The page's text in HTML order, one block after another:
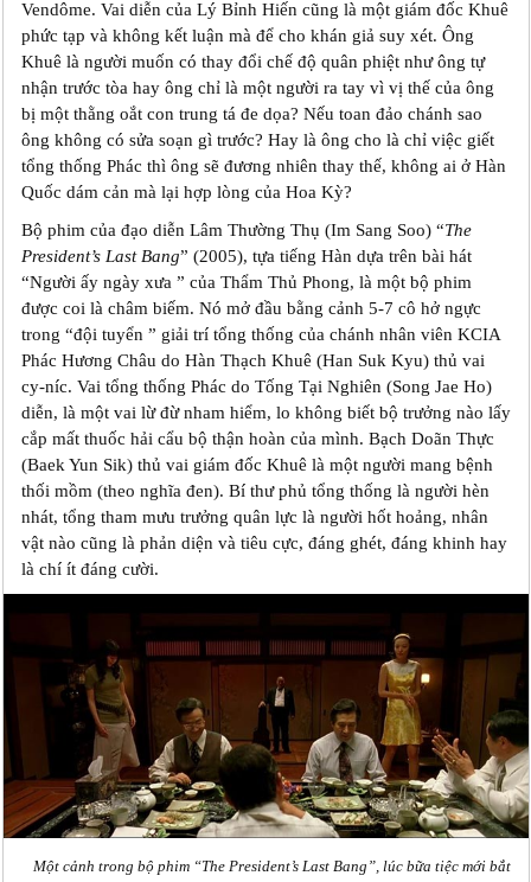
Vendôme. Vai diễn của Lý Bỉnh Hiến cũng là một giám đốc Khuê
phức tạp và không kết luận mà để cho khán giả suy xét. Ông
Khuê là người muốn có thay đổi chế độ quân phiệt như ông tự
nhận trước tòa hay ông chỉ là một người ra tay vì vị thế của ông
bị một thằng oắt con trung tá đe dọa? Nếu toan đảo chánh sao
ông không có sửa soạn gì trước? Hay là ông cho là chỉ việc giết
tổng thống Phác thì ông sẽ đương nhiên thay thế, không ai ở Hàn
Quốc dám cản mà lại hợp lòng của Hoa Kỳ?
Bộ phim của đạo diễn Lâm Thường Thụ (Im Sang Soo) “The
President’s Last Bang” (2005), tựa tiếng Hàn dựa trên bài hát
“Người ấy ngày xưa ” của Thẩm Thủ Phong, là một bộ phim
được coi là châm biếm. Nó mở đầu bằng cảnh 5-7 cô hở ngực
trong “đội tuyển ” giải trí tổng thống của chánh nhân viên KCIA
Phác Hương Châu do Hàn Thạch Khuê (Han Suk Kyu) thủ vai
cy-níc. Vai tổng thống Phác do Tống Tại Nghiên (Song Jae Ho)
diễn, là một vai lừ đừ nham hiểm, lo không biết bộ trưởng nào lấy
cắp mất thuốc hải cẩu bộ thận hoàn của mình. Bạch Doãn Thực
(Baek Yun Sik) thủ vai giám đốc Khuê là một người mang bệnh
thối mồm (theo nghĩa đen). Bí thư phủ tổng thống là người hèn
nhát, tổng tham mưu trưởng quân lực là người hốt hoảng, nhân
vật nào cũng là phản diện và tiêu cực, đáng ghét, đáng khinh hay
là chí ít đáng cười.
Một cảnh trong bộ phim “The President’s Last Bang”, lúc bữa tiệc mới bắt